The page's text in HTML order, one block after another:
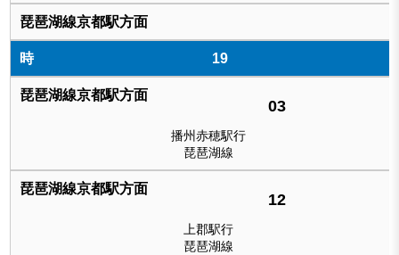
19
03
播州赤穂駅行
琵琶湖線
12
上郡駅行
琵琶湖線